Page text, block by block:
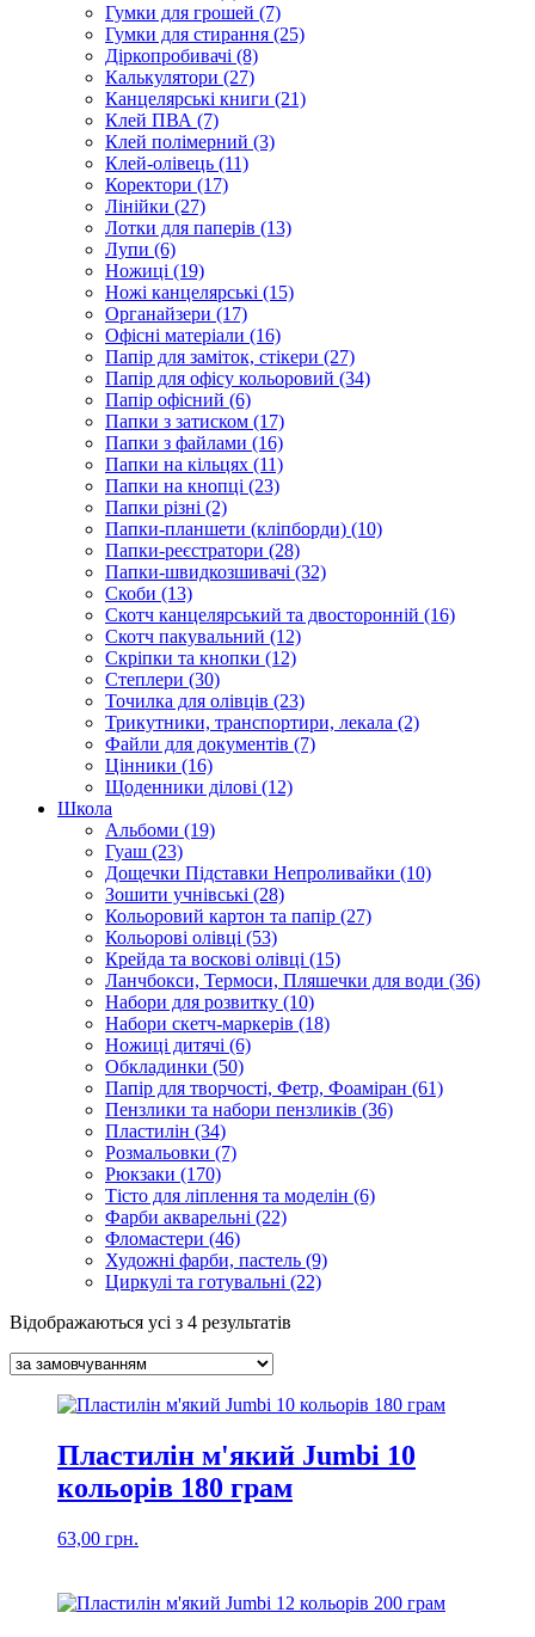
Гумки для грошей (7)
Гумки для стирання (25)
Діркопробивачі (8)
Калькулятори (27)
Канцелярські книги (21)
Клей ПВА (7)
Клей полімерний (3)
Клей-олівець (11)
Коректори (17)
Лінійки (27)
Лотки для паперів (13)
Лупи (6)
Ножиці (19)
Ножі канцелярські (15)
Органайзери (17)
Офісні матеріали (16)
Папір для заміток, стікери (27)
Папір для офісу кольоровий (34)
Папір офісний (6)
Папки з затиском (17)
Папки з файлами (16)
Папки на кільцях (11)
Папки на кнопці (23)
Папки різні (2)
Папки-планшети (кліпборди) (10)
Папки-реєстратори (28)
Папки-швидкозшивачі (32)
Скоби (13)
Скотч канцелярський та двосторонній (16)
Скотч пакувальний (12)
Скріпки та кнопки (12)
Степлери (30)
Точилка для олівців (23)
Трикутники, транспортири, лекала (2)
Файли для документів (7)
Цінники (16)
Щоденники ділові (12)
Школа
Альбоми (19)
Гуаш (23)
Дощечки Підставки Непроливайки (10)
Зошити учнівські (28)
Кольоровий картон та папір (27)
Кольорові олівці (53)
Крейда та воскові олівці (15)
Ланчбокси, Термоси, Пляшечки для води (36)
Набори для розвитку (10)
Набори скетч-маркерів (18)
Ножиці дитячі (6)
Обкладинки (50)
Папір для творчості, Фетр, Фоаміран (61)
Пензлики та набори пензликів (36)
Пластилін (34)
Розмальовки (7)
Рюкзаки (170)
Тісто для ліплення та моделін (6)
Фарби акварельні (22)
Фломастери (46)
Художні фарби, пастель (9)
Циркулі та готувальні (22)
Відображаються усі з 4 результатів
Пластилін м'який Jumbi 10
кольорів 180 грам
63,00 грн.